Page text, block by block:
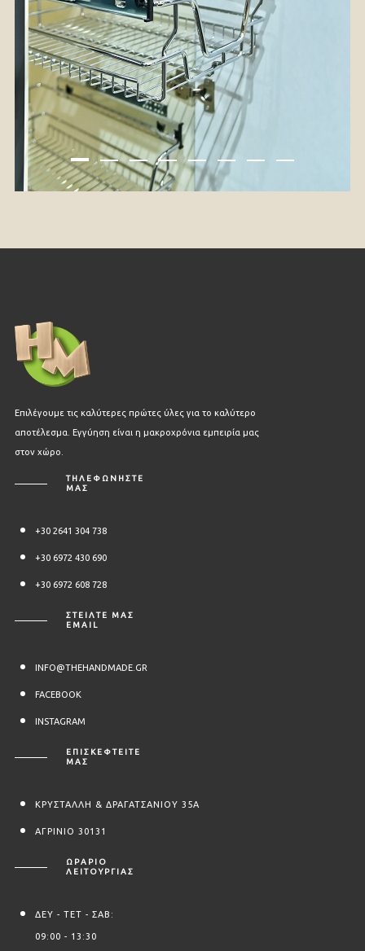
Επιλέγουμε τις καλύτερες πρώτες ύλες για το καλύτερο
αποτέλεσμα. Εγγύηση είναι η μακροχρόνια εμπειρία μας
στον χώρο.
ΤΗΛΕΦΩΝΗΣΤΕ
ΜΑΣ
+30 2641 304 738
+30 6972 430 690
+30 6972 608 728
ΣΤΕΊΛΤΕ ΜΑΣ
EMAIL
INFO@THEHANDMADE.GR
FACEBOOK
INSTAGRAM
ΕΠΙΣΚΕΦΤΕΙΤΕ
ΜΑΣ
ΚΡΥΣΤΑΛΛΗ & ΔΡΑΓΑΤΣΑΝΙΟΥ 35Α
ΑΓΡΙΝΙΟ 30131
ΩΡΆΡΙΟ
ΛΕΙΤΟΥΡΓΊΑΣ
ΔΕΥ - ΤΕΤ - ΣΑΒ:
09:00 - 13:30